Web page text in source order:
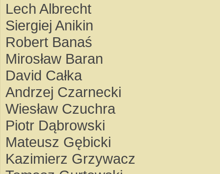
Lech Albrecht
Siergiej Anikin
Robert Banaś
Mirosław Baran
David Całka
Andrzej Czarnecki
Wiesław Czuchra
Piotr Dąbrowski
Mateusz Gębicki
Kazimierz Grzywacz